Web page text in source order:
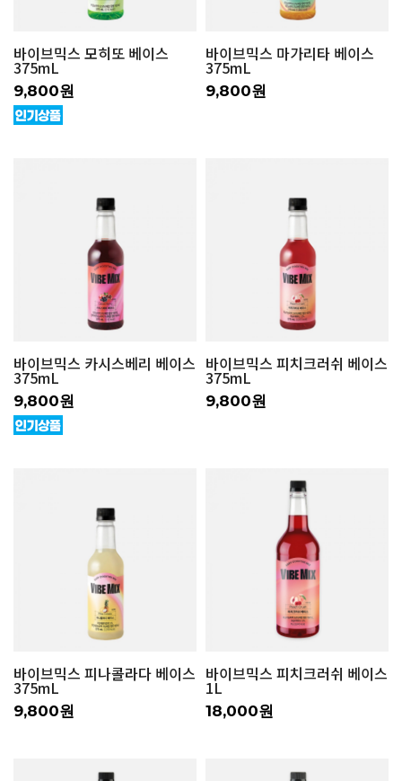
바이브믹스 모히또 베이스
375mL
9,800원
바이브믹스 마가리타 베이스
375mL
9,800원
바이브믹스 카시스베리 베이스
375mL
9,800원
바이브믹스 피치크러쉬 베이스
375mL
9,800원
바이브믹스 피나콜라다 베이스
375mL
9,800원
바이브믹스 피치크러쉬 베이스
1L
18,000원